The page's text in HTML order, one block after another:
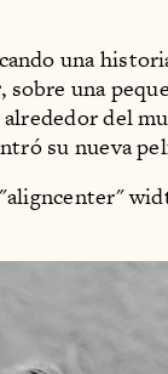
una
, sobre una
del
su nueva